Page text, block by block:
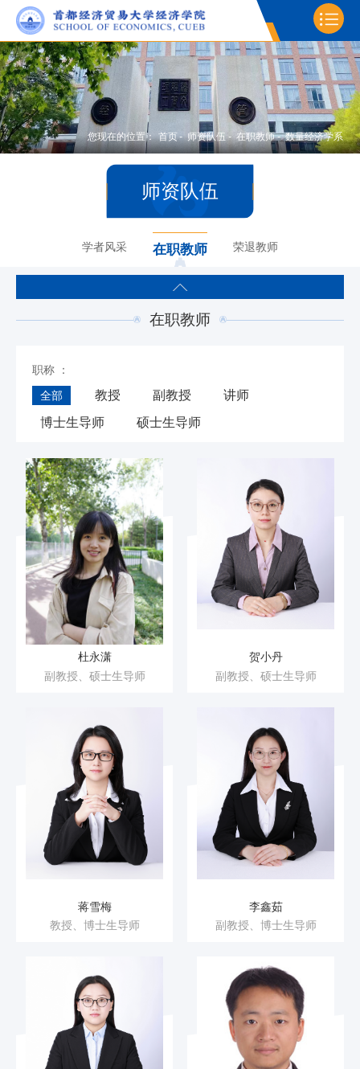
您现在的位置：首页 - 师资队伍 - 在职教师 - 数量经济学系
师资队伍
学者风采 在职教师 荣退教师
在职教师
职称 ：
全部
教授 副教授
讲师
博士生导师
硕士生导师
杜永潇
副教授、硕士生导师
贺小丹
副教授、硕士生导师
蒋雪梅
教授、博士生导师
李鑫茹
副教授、博士生导师